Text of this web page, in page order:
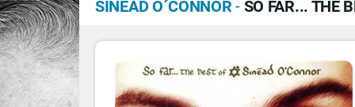
SINEAD O´CONNOR- SO FAR... THE